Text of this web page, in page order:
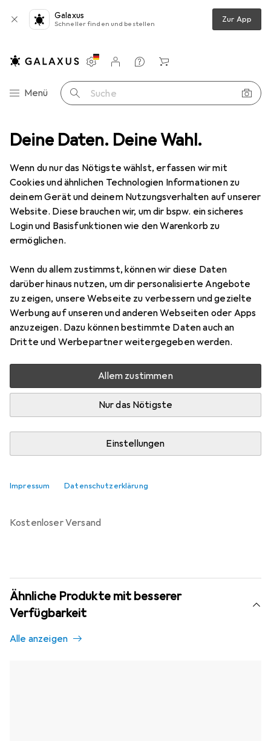
Deine Daten. Deine Wahl.
Wenn du nur das Nötigste wählst, erfassen wir mit
Cookies und ähnlichen Technologien Informationen zu
deinem Gerät und deinem Nutzungsverhalten auf unserer
Website. Diese brauchen wir, um dir bspw. ein sicheres
Login und Basisfunktionen wie den Warenkorb zu
ermöglichen.
Wenn du allem zustimmst, können wir diese Daten
darüber hinaus nutzen, um dir personalisierte Angebote
zu zeigen, unsere Webseite zu verbessern und gezielte
Werbung auf unseren und anderen Webseiten oder Apps
anzuzeigen. Dazu können bestimmte Daten auch an
Dritte und Werbepartner weitergegeben werden.
Allem zustimmen
Nur das Nötigste
Einstellungen
Impressum Datenschutzerklärung
Galaxus
Schneller finden und bestellen Zur App
Navigation nach Kategorien
Menü Suche
Einstellungen
Kundenkonto
Vergleichslisten
Merklisten
Warenkorb
Speicher Festplatte HPE 900GB 6G SAS 10K U/min SFF
HPE900GB 6G SAS 10K U/min SFF
0.90 TB, 2.5"
Preis in EUR inkl. MwSt.
EUR
719,– EUR
798,89/1TB
Bewertungen Marke
Mehr von HPE
Mehr als 10 Stück bestellt
Benachrichtigen, wenn schneller verfügbar
In den Warenkorb
Vergleichen
kostenloser Versand
Ähnliche Produkte mit besserer
Verfügbarkeit
Alle anzeigen